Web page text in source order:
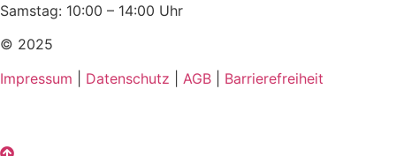
Samstag: 10:00 – 14:00 Uhr
© 2025
Impressum
Datenschutz AGB Barrierefreiheit